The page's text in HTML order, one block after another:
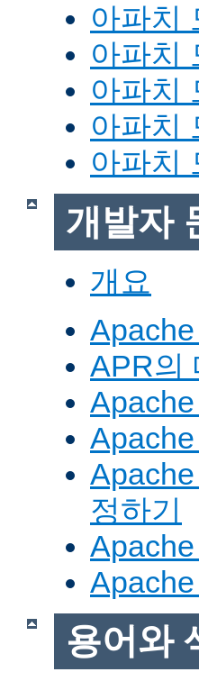
아파치
아파치
아파치
아파치
아파치
개발자
개요
APR의
정하기
용어와